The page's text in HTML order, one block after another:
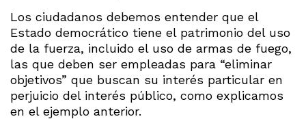
Los ciudadanos debemos entender que el
Estado democrático tiene el patrimonio del uso
de la fuerza, incluido el uso de armas de fuego,
las que deben ser empleadas para “eliminar
objetivos” que buscan su interés particular en
perjuicio del interés público, como explicamos
en el ejemplo anterior.